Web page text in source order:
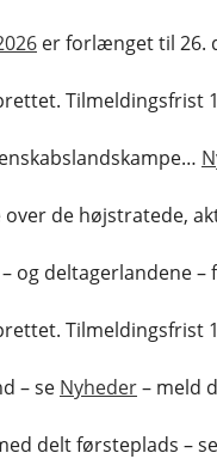
er forlænget til 26.
Tilmeldingsfrist
over de højstratede,
og deltagerlandene –
Tilmeldingsfrist
– se Nyheder– meld
delt førsteplads – se